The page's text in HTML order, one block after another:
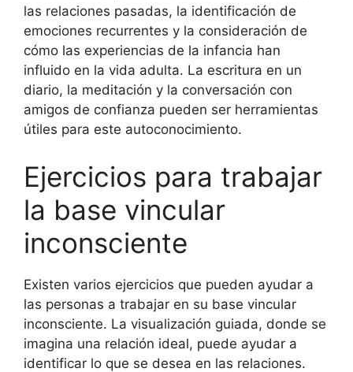
las relaciones pasadas, la identificación de
emociones recurrentes y la consideración de
cómo las experiencias de la infancia han
influido en la vida adulta. La escritura en un
diario, la meditación y la conversación con
amigos de confianza pueden ser herramientas
útiles para este autoconocimiento.
Ejercicios para trabajar
la base vincular
inconsciente
Existen varios ejercicios que pueden ayudar a
las personas a trabajar en su base vincular
inconsciente. La visualización guiada, donde se
imagina una relación ideal, puede ayudar a
identificar lo que se desea en las relaciones.